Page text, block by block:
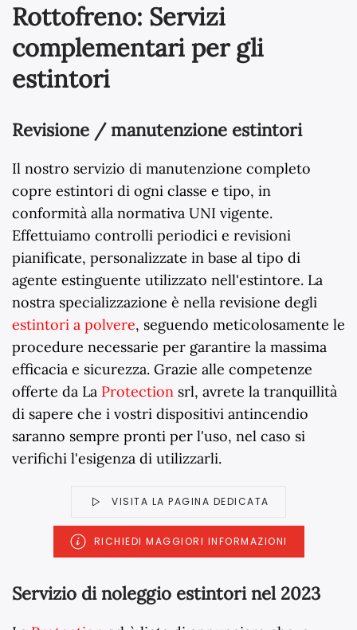
Rottofreno: Servizi
complementari per gli
estintori
Revisione / manutenzione estintori
Il nostro servizio di manutenzione completo
copre estintori di ogni classe e tipo, in
conformità alla normativa UNI vigente.
Effettuiamo controlli periodici e revisioni
pianificate, personalizzate in base al tipo di
agente estinguente utilizzato nell'estintore. La
nostra specializzazione è nella revisione degli
estintori a polvere, seguendo meticolosamente le
procedure necessarie per garantire la massima
efficacia e sicurezza. Grazie alle competenze
offerte da La Protection srl, avrete la tranquillità
di sapere che i vostri dispositivi antincendio
saranno sempre pronti per l'uso, nel caso si
verifichi l'esigenza di utilizzarli.
VISITA LA PAGINA DEDICATA
RICHIEDI MAGGIORI INFORMAZIONI
Servizio di noleggio estintori nel 2023